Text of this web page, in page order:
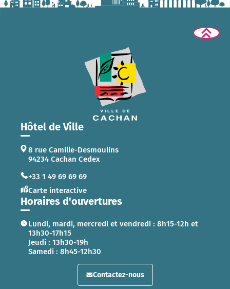
Hôtel de Ville
8 rue Camille-Desmoulins
94234 Cachan Cedex
+33 1 49 69 69 69
Carte interactive
Horaires d'ouvertures
Lundi, mardi, mercredi et vendredi : 8h15-12h et
13h30-17h15
Jeudi : 13h30-19h
Samedi : 8h45-12h30
Contactez-nous